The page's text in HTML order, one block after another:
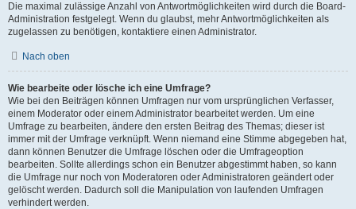
Die maximal zulässige Anzahl von Antwortmöglichkeiten wird durch die Board-
Administration festgelegt. Wenn du glaubst, mehr Antwortmöglichkeiten als
zugelassen zu benötigen, kontaktiere einen Administrator.
Nach oben
Wie bearbeite oder lösche ich eine Umfrage?
Wie bei den Beiträgen können Umfragen nur vom ursprünglichen Verfasser,
einem Moderator oder einem Administrator bearbeitet werden. Um eine
Umfrage zu bearbeiten, ändere den ersten Beitrag des Themas; dieser ist
immer mit der Umfrage verknüpft. Wenn niemand eine Stimme abgegeben hat,
dann können Benutzer die Umfrage löschen oder die Umfrageoption
bearbeiten. Sollte allerdings schon ein Benutzer abgestimmt haben, so kann
die Umfrage nur noch von Moderatoren oder Administratoren geändert oder
gelöscht werden. Dadurch soll die Manipulation von laufenden Umfragen
verhindert werden.